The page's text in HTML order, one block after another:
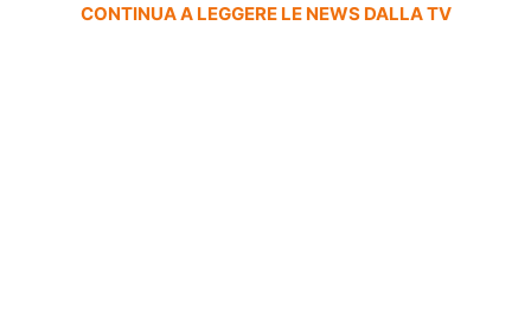
CONTINUA A LEGGERE LE NEWS DALLA TV